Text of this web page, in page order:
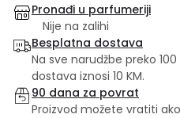
Pronađi u parfumeriji
Nije na zalihi
Besplatna dostava
Na sve narudžbe preko 100
dostava iznosi 10 KM.
90 dana za povrat
Proizvod možete vratiti